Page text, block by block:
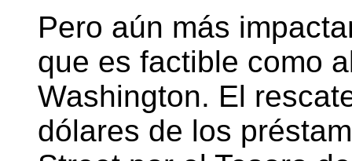
Pero aún más
que es factible como
Washington. El
dólares de los